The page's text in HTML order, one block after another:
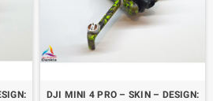
DJI MINI 4 PRO – SKIN – DESIGN: